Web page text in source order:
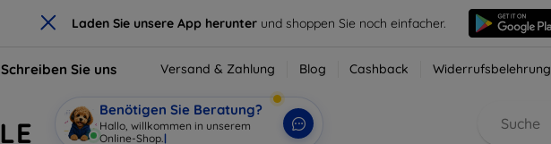
× Laden Sie unsere App herunter und shoppen Sie noch einfacher.
Schreiben Sie uns Versand & Zahlung Blog Cashback Widerrufsbelehrung
Benötigen Sie Beratung?
Hallo, willkommen in unserem
Online-Shop. |